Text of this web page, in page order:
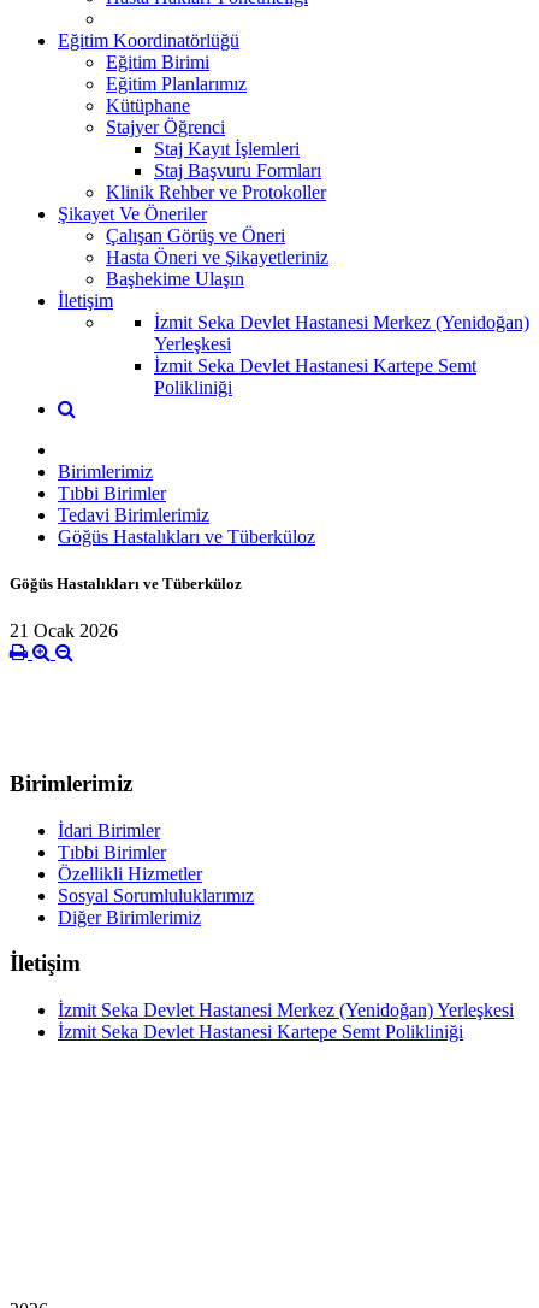
Eğitim Koordinatörlüğü
Eğitim Birimi
Eğitim Planlarımız
Kütüphane
Stajyer Öğrenci
Staj Kayıt İşlemleri
Staj Başvuru Formları
Klinik Rehber ve Protokoller
Şikayet Ve Öneriler
Çalışan Görüş ve Öneri
Hasta Öneri ve Şikayetleriniz
Başhekime Ulaşın
İletişim
İzmit Seka Devlet Hastanesi Merkez (Yenidoğan)
Yerleşkesi
İzmit Seka Devlet Hastanesi Kartepe Semt
Polikliniği
Birimlerimiz
Tıbbi Birimler
Tedavi Birimlerimiz
Göğüs Hastalıkları ve Tüberküloz
Göğüs Hastalıkları ve Tüberküloz
21 Ocak 2026
Birimlerimiz
İdari Birimler
Tıbbi Birimler
Özellikli Hizmetler
Sosyal Sorumluluklarımız
Diğer Birimlerimiz
İletişim
İzmit Seka Devlet Hastanesi Merkez (Yenidoğan) Yerleşkesi
İzmit Seka Devlet Hastanesi Kartepe Semt Polikliniği